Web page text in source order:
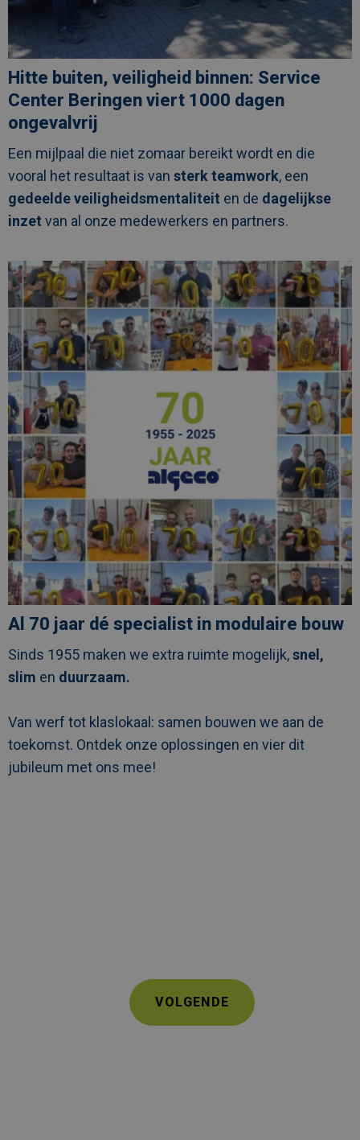
Hitte buiten, veiligheid binnen: Service
Center Beringen viert 1000 dagen
ongevalvrij
Een mijlpaal die niet zomaar bereikt wordt en die
vooral het resultaat is van sterk teamwork, een
gedeelde veiligheidsmentaliteit en de dagelijkse
inzet van al onze medewerkers en partners.
Afbeelding
Al 70 jaar dé specialist in modulaire bouw
Sinds 1955 maken we extra ruimte mogelijk,snel,
slim en duurzaam.
Van werf tot klaslokaal: samen bouwen we aan de
toekomst. Ontdek onze oplossingen en vier dit
jubileum met ons mee!
link
naarAl
70
jaar
specialist
in
modulaire
bouw
Paginering
VOLGENDE
VOLGENDE